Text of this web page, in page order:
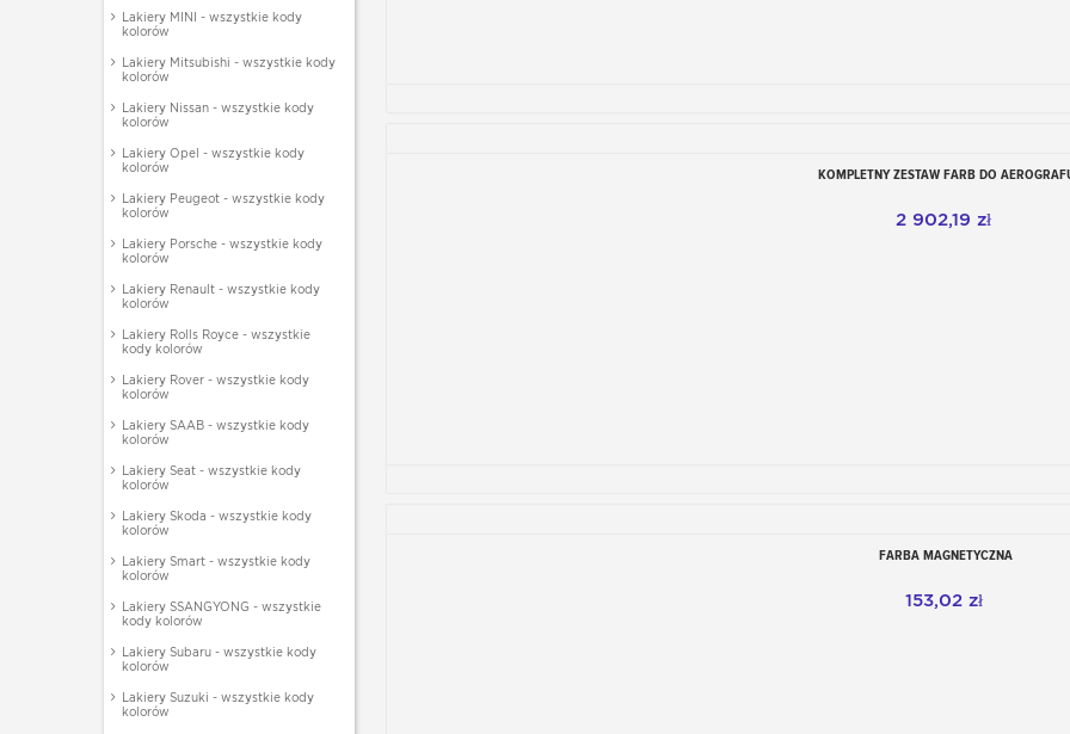
Lakiery MINI - wszystkie kody
kolorów
Lakiery Mitsubishi - wszystkie kody
kolorów
Lakiery Nissan - wszystkie kody
kolorów
Lakiery Opel - wszystkie kody
kolorów
Lakiery Peugeot - wszystkie kody
kolorów
Lakiery Porsche - wszystkie kody
kolorów
Lakiery Renault - wszystkie kody
kolorów
Lakiery Rolls Royce - wszystkie
kody kolorów
Lakiery Rover - wszystkie kody
kolorów
Lakiery SAAB - wszystkie kody
kolorów
Lakiery Seat - wszystkie kody
kolorów
Lakiery Skoda - wszystkie kody
kolorów
Lakiery Smart - wszystkie kody
kolorów
Lakiery SSANGYONG - wszystkie
kody kolorów
Lakiery Subaru - wszystkie kody
kolorów
Lakiery Suzuki - wszystkie kody
kolorów
Dodaj do koszyka
KOMPLETNY ZESTAW FARB DO
2 902,19 zł
Dodaj do koszyka
FARBA MAGNETYCZNA
153,02 zł